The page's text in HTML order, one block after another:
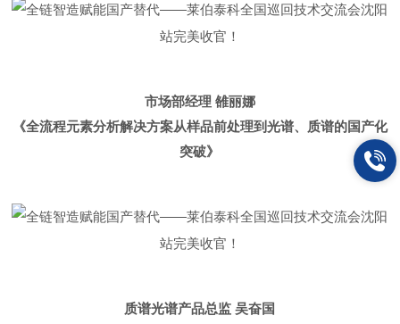
市场部经理 雒丽娜
《全流程元素分析解决方案从样品前处理到光谱、质谱的国产化
突破》
质谱光谱产品总监 吴奋国